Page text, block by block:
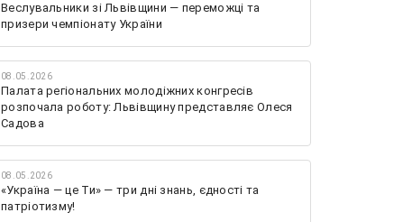
Веслувальники зі Львівщини — переможці та
призери чемпіонату України
08.05.2026
Палата регіональних молодіжних конгресів
розпочала роботу: Львівщину представляє Олеся
Садова
08.05.2026
«Україна — це Ти» — три дні знань, єдності та
патріотизму!